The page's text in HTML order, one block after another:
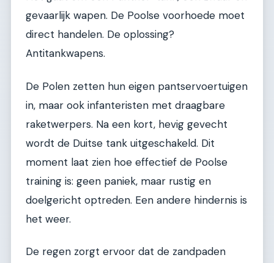
gevaarlijk wapen. De Poolse voorhoede moet
direct handelen. De oplossing?
Antitankwapens.
De Polen zetten hun eigen pantservoertuigen
in, maar ook infanteristen met draagbare
raketwerpers. Na een kort, hevig gevecht
wordt de Duitse tank uitgeschakeld. Dit
moment laat zien hoe effectief de Poolse
training is: geen paniek, maar rustig en
doelgericht optreden. Een andere hindernis is
het weer.
De regen zorgt ervoor dat de zandpaden